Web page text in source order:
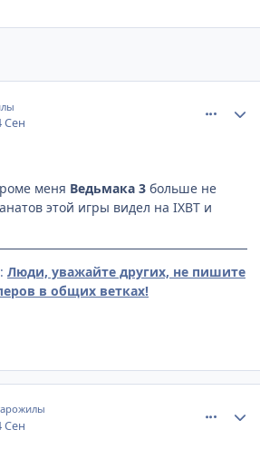
Сен
меня Ведьмака 3 больше не
этой игры видел на IXBT и
Люди, уважайте других, не пишите
в общих ветках!
Сен